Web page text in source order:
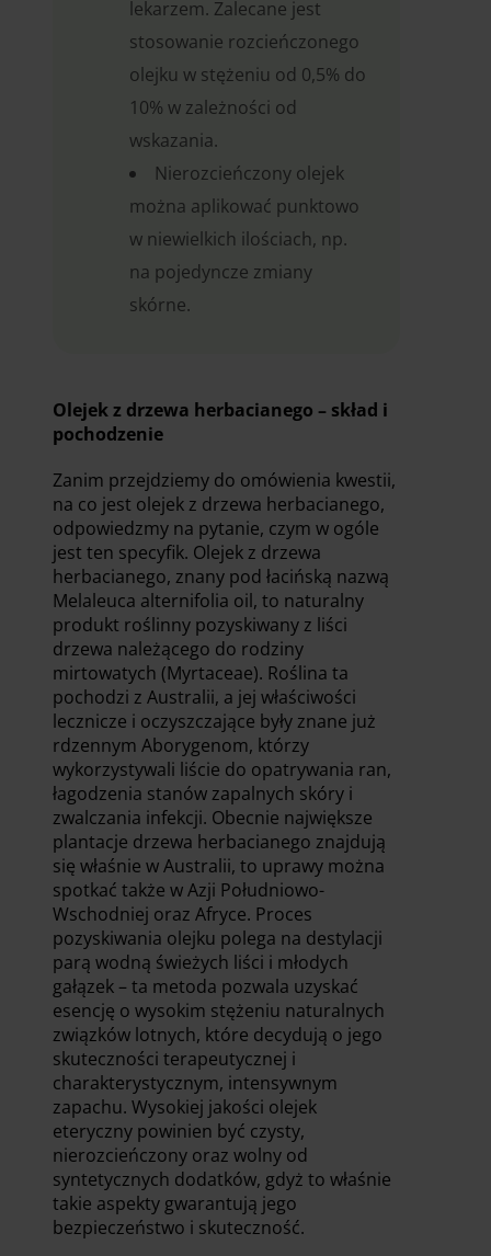
lekarzem. Zalecane jest
stosowanie rozcieńczonego
olejku w stężeniu od 0,5% do
10% w zależności od
wskazania.
Nierozcieńczony olejek
można aplikować punktowo
w niewielkich ilościach, np.
na pojedyncze zmiany
skórne.
Olejek z drzewa herbacianego – skład i
pochodzenie
Zanim przejdziemy do omówienia kwestii,
na co jest olejek z drzewa herbacianego,
odpowiedzmy na pytanie, czym w ogóle
jest ten specyfik. Olejek z drzewa
herbacianego, znany pod łacińską nazwą
Melaleuca alternifolia oil, to naturalny
produkt roślinny pozyskiwany z liści
drzewa należącego do rodziny
mirtowatych (Myrtaceae). Roślina ta
pochodzi z Australii, a jej właściwości
lecznicze i oczyszczające były znane już
rdzennym Aborygenom, którzy
wykorzystywali liście do opatrywania ran,
łagodzenia stanów zapalnych skóry i
zwalczania infekcji. Obecnie największe
plantacje drzewa herbacianego znajdują
się właśnie w Australii, to uprawy można
spotkać także w Azji Południowo-
Wschodniej oraz Afryce. Proces
pozyskiwania olejku polega na destylacji
parą wodną świeżych liści i młodych
gałązek – ta metoda pozwala uzyskać
esencję o wysokim stężeniu naturalnych
związków lotnych, które decydują o jego
skuteczności terapeutycznej i
charakterystycznym, intensywnym
zapachu. Wysokiej jakości olejek
eteryczny powinien być czysty,
nierozcieńczony oraz wolny od
syntetycznych dodatków, gdyż to właśnie
takie aspekty gwarantują jego
bezpieczeństwo i skuteczność.